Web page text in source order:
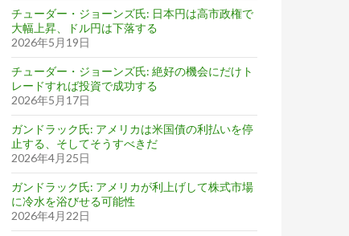
チューダー・ジョーンズ氏: 日本円は高市政権で
大幅上昇、ドル円は下落する
2026年5月19日
チューダー・ジョーンズ氏: 絶好の機会にだけト
レードすれば投資で成功する
2026年5月17日
ガンドラック氏: アメリカは米国債の利払いを停
止する、そしてそうすべきだ
2026年4月25日
ガンドラック氏: アメリカが利上げして株式市場
に冷水を浴びせる可能性
2026年4月22日